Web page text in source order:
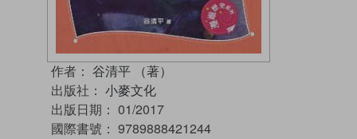
作者： 谷清平 （著）
出版社： 小麥文化
出版日期： 01/2017
國際書號： 9789888421244